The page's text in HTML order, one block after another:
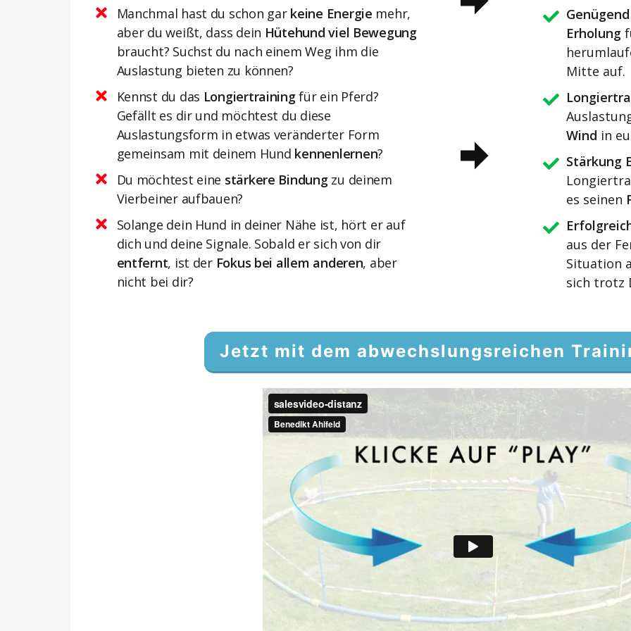
Manchmal hast du schon gar keine Energie mehr,
aber du weißt, dass dein Hütehund viel Bewegung
braucht? Suchst du nach einem Weg ihm die
Auslastung bieten zu können?
Kennst du das Longiertrainingfür ein Pferd?
Gefällt es dir und möchtest du diese
Auslastungsform in etwas veränderter Form
gemeinsam mit deinem Hund kennenlernen?
Du möchtest eine stärkere Bindungzu deinem
Vierbeiner aufbauen?
Solange dein Hund in deiner Nähe ist, hört er auf
dich und deine Signale. Sobald er sich von dir
entfernt, ist der Fokus bei allem anderen, aber
nicht bei dir?
Erholung
Mitte auf.
Wind in
Stärkung
es seinen
aus der
Situation
sich trotz
Jetzt mit dem abwechslungsreichen